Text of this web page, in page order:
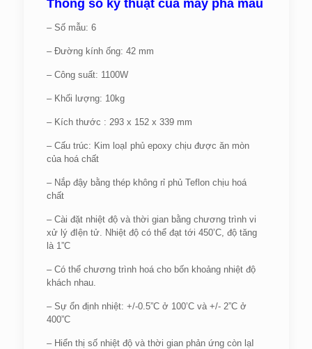
Thông số kỹ thuật của máy phá mẫu
– Số mẫu: 6
– Đường kính ống: 42 mm
– Công suất: 1100W
– Khối lượng: 10kg
– Kích thước : 293 x 152 x 339 mm
– Cấu trúc: Kim loạI phủ epoxy chịu được ăn mòn
của hoá chất
– Nắp đậy bằng thép không rỉ phủ Teflon chịu hoá
chất
– Cài đặt nhiệt độ và thời gian bằng chương trình vi
xử lý đIện tử. Nhiệt độ có thể đạt tới 450’C, độ tăng
là 1”C
– Có thể chương trình hoá cho bốn khoảng nhiệt độ
khách nhau.
– Sự ổn định nhiệt: +/-0.5”C ở 100’C và +/- 2”C ở
400”C
– Hiển thị số nhiệt độ và thời gian phản ứng còn lạI